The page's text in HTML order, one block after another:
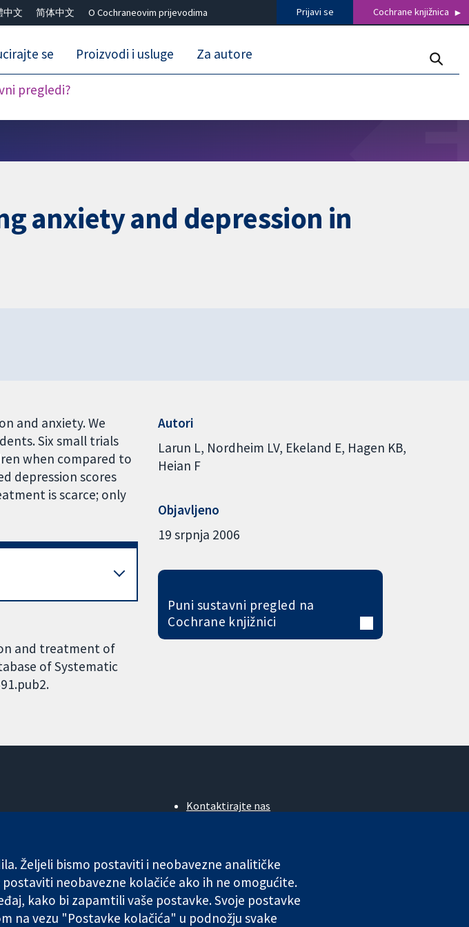
中文 简体中文 O Cochraneovim prijevodima Prijavi se Cochrane knjižnica
pregledi?
se Proizvodi i usluge Za autore
anxiety and depression in
and anxiety. We
Six small trials
when compared to
depression scores
is scarce; only
and treatment of
of Systematic
Autori
Larun L Nordheim LV Ekeland E Hagen KB
Heian F
Objavljeno
19 srpnja 2006
Puni sustavni pregled na
Cochrane knjižnici
Kontaktirajte nas
Poslovi
Cochrane Library
Željeli bismo postaviti i neobavezne analitičke
neobavezne kolačiće ako ih ne omogućite.
kako bi zapamtili vaše postavke. Svoje postavke
na vezu "Postavke kolačića" u podnožju svake